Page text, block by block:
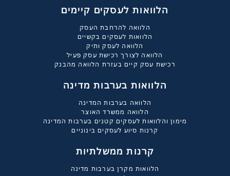
הלוואות לעסקים קיימים
הלוואה להרחבת העסק
הלוואות לעסקים בקשיים
הלוואה לעסק ותיק
הלוואה לצורך רכישת עסק פעיל
רכישת עסק קיים בעזרת הלוואה מהבנק
הלוואות בערבות מדינה
הלוואה בערבות המדינה
הלוואה ממשרד האוצר
מימון והלוואות לעסקים קטנים בערבות המדינה
קרנות סיוע לעסקים בינוניים
קרנות ממשלתיות
הלוואות מקרן בערבות מדינה